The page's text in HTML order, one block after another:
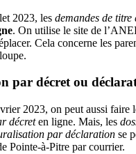
2023, les demandes de titre
. On utilise le site de
Cela concerne les
par décret ou
2023, on peut aussi faire
décreten ligne. Mais, les
par déclaration se
Pointe-à-Pitre par courrier.